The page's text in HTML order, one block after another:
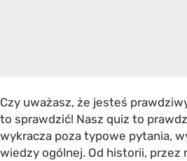
Czy uważasz, że jesteś
to sprawdzić! Nasz quiz to
wykracza poza typowe pytania,
wiedzy ogólnej. Od historii, przez